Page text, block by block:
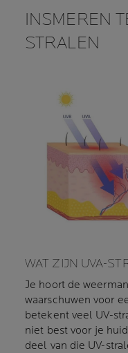
INSMEREN
STRALEN
WAT ZIJN UVA-
Je hoort de
waarschuwen voor
betekent veel UV-
niet best voor je
deel van die UV-